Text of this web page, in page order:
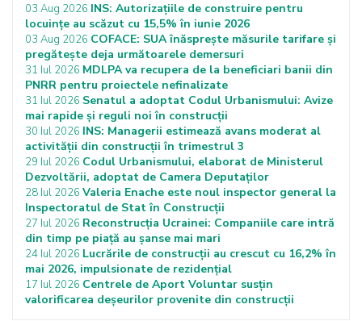
03 Aug 2026 INS: Autorizațiile de construire pentru
locuințe au scăzut cu 15,5% în iunie 2026
03 Aug 2026 COFACE: SUA înăsprește măsurile tarifare și
pregătește deja următoarele demersuri
31 Iul 2026 MDLPA va recupera de la beneficiari banii din
PNRR pentru proiectele nefinalizate
31 Iul 2026 Senatul a adoptat Codul Urbanismului: Avize
mai rapide și reguli noi în construcții
30 Iul 2026 INS: Managerii estimează avans moderat al
activității din construcții în trimestrul 3
29 Iul 2026 Codul Urbanismului, elaborat de Ministerul
Dezvoltării, adoptat de Camera Deputaților
28 Iul 2026 Valeria Enache este noul inspector general la
Inspectoratul de Stat în Construcții
27 Iul 2026 Reconstrucția Ucrainei: Companiile care intră
din timp pe piață au șanse mai mari
24 Iul 2026 Lucrările de construcții au crescut cu 16,2% în
mai 2026, impulsionate de rezidențial
17 Iul 2026 Centrele de Aport Voluntar susțin
valorificarea deșeurilor provenite din construcții